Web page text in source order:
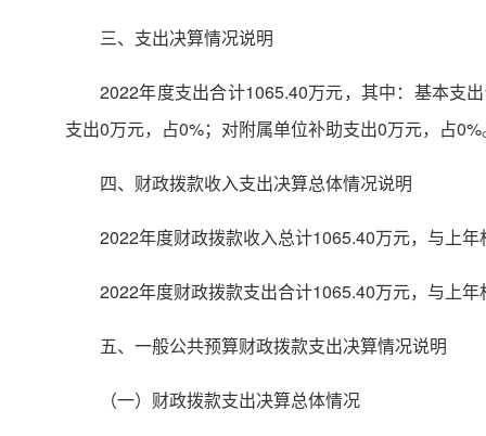
三、支出决算情况说明
2022年度支出合计1065.40万元，其中：基本支
支出0万元，占0%；对附属单位补助支出0万元，占
四、财政拨款收入支出决算总体情况说明
2022年度财政拨款收入总计1065.40万元，与上
2022年度财政拨款支出合计1065.40万元，与上
五、一般公共预算财政拨款支出决算情况说明
（一）财政拨款支出决算总体情况